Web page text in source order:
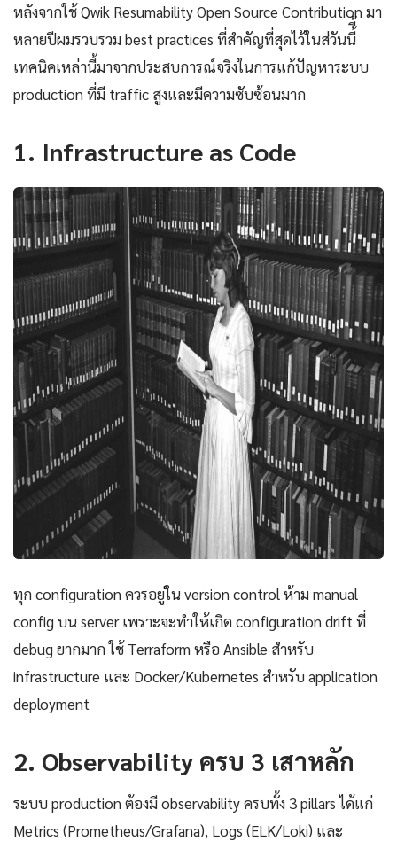
หลังจากใช้ Qwik Resumability Open Source Contribution มา
หลายปีผมรวบรวม best practices ที่สำคัญที่สุดไว้ในส่วันนี้ี้
เทคนิคเหล่านี้มาจากประสบการณ์จริงในการแก้ปัญหาระบบ
production ที่มี traffic สูงและมีความซับซ้อนมาก
1. Infrastructure as Code
ทุก configuration ควรอยู่ใน version control ห้าม manual
config บน server เพราะจะทำให้เกิด configuration drift ที่
debug ยากมาก ใช้ Terraform หรือ Ansible สำหรับ
infrastructure และ Docker/Kubernetes สำหรับ application
deployment
2. Observability ครบ 3 เสาหลัก
ระบบ production ต้องมี observability ครบทั้ง 3 pillars ได้แก่
Metrics (Prometheus/Grafana), Logs (ELK/Loki) และ